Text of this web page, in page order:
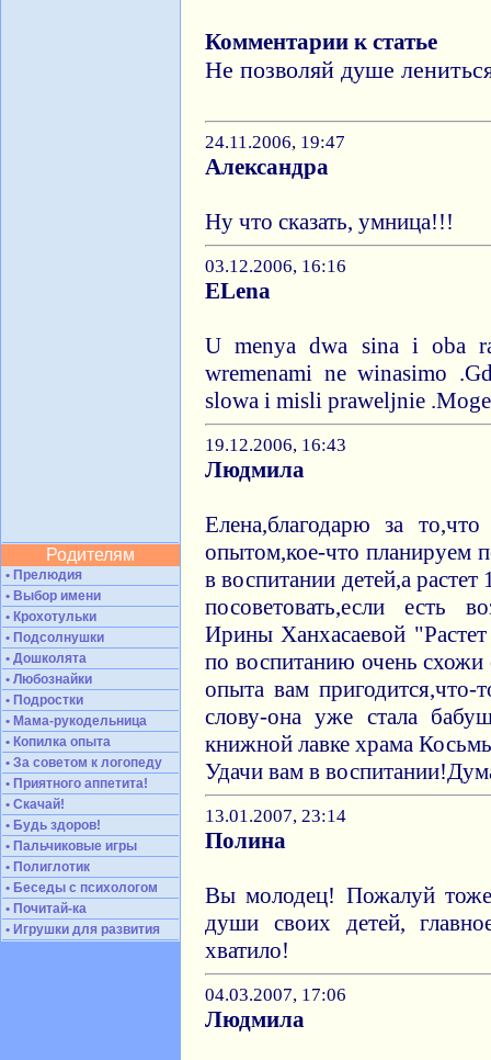
Родителям
• Прелюдия
• Выбор имени
• Крохотульки
• Подсолнушки
• Дошколята
• Любознайки
• Подростки
• Мама-рукодельница
• Копилка опыта
• За советом к логопеду
• Приятного аппетита!
• Скачай!
• Будь здоров!
• Пальчиковые игры
• Полиглотик
• Беседы с психологом
• Почитай-ка
• Игрушки для развития
Комментарии к статье
Не позволяй душе
24.11.2006, 19:47
Александра
Ну что сказать, умница!!!
03.12.2006, 16:16
ELena
U menya dwa sina i oba
wremenami ne winasimo
slowa i misli praweljnie
19.12.2006, 16:43
Людмила
Елена,благодарю за
опытом,кое-что планируем
в воспитании детей,а
посоветовать,если есть
Ирины Ханхасаевой
по воспитанию очень
опыта вам пригодится,что-
слову-она уже стала
книжной лавке храма
Удачи вам в
13.01.2007, 23:14
Полина
Вы молодец! Пожалуй тоже
души своих детей,
хватило!
04.03.2007, 17:06
Людмила